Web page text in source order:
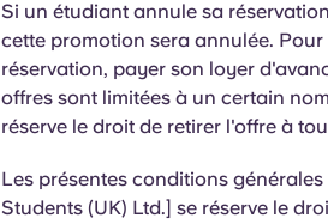
Si un étudiant annule sa
cette promotion sera annulée.
réservation, payer son loyer
offres sont limitées à un certain
réserve le droit de retirer l'offre à
Les présentes conditions
Students (UK) Ltd.] se réserve le